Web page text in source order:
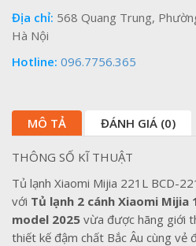
Địa chỉ: 568 Quang Trung,
Hà Nội
Hotline: 096.7756.365
MÔ TẢ ĐÁNH GIÁ (0)
THÔNG SỐ KĨ THUẬT
Tủ lạnh Xiaomi Mijia 221L BCD-
với Tủ lạnh 2 cánh Xiaomi Mijia
model 2025 vừa được hãng giới
thiết kế đậm chất Bắc Âu cùng vẻ